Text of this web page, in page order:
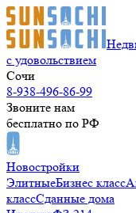
с удовольствием
Сочи
8-938-496-86-99
Звоните нам
бесплатно по РФ
Новостройки
ЭлитныеБизнес класс
классСданные дома